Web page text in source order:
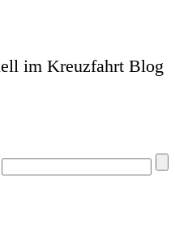
im Kreuzfahrt Blog